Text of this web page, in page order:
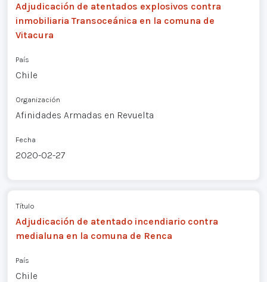
Adjudicación de atentados explosivos contra
inmobiliaria Transoceánica en la comuna de
Vitacura
País
Chile
Organización
Afinidades Armadas en Revuelta
Fecha
2020-02-27
Título
Adjudicación de atentado incendiario contra
medialuna en la comuna de Renca
País
Chile